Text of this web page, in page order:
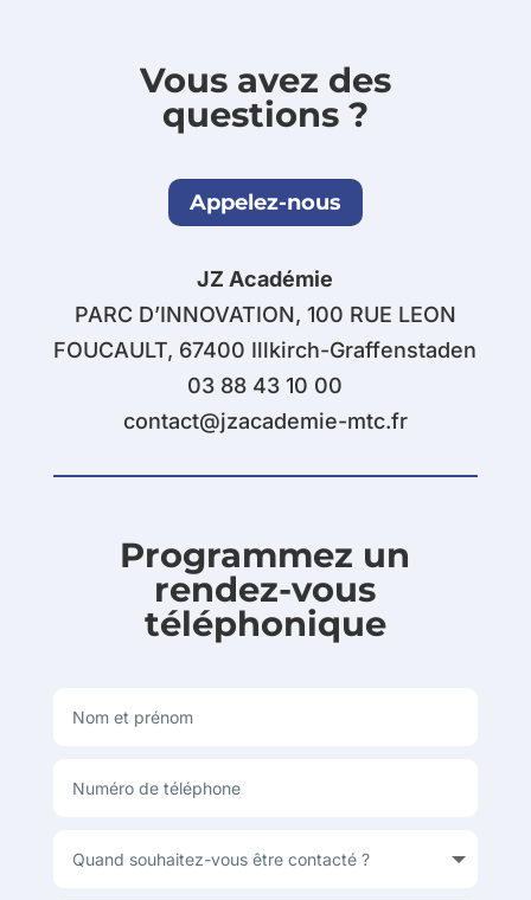
Vous avez des
questions ?
Appelez-nous
JZ Académie
PARC D’INNOVATION, 100 RUE LEON
FOUCAULT, 67400 Illkirch-Graffenstaden
03 88 43 10 00
contact@jzacademie-mtc.fr
Programmez un
rendez-vous
téléphonique